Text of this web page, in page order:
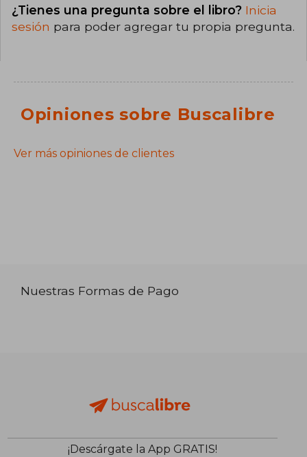
¿Tienes una pregunta sobre el libro? Inicia
sesión para poder agregar tu propia pregunta.
Opiniones sobre Buscalibre
Ver más opiniones de clientes
Nuestras Formas de Pago
¡Descárgate la App GRATIS!